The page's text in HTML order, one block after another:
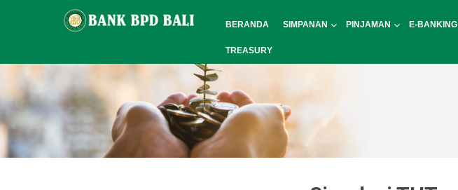
BERANDA SIMPANAN PINJAMAN E-BANKING
TREASURY